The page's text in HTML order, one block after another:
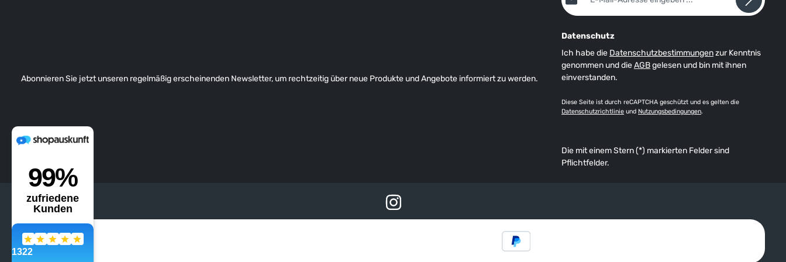
Abonnieren Sie jetzt unseren regelmäßig erscheinenden Newsletter, um rechtzeitig über neue Produkte und Angebote informiert zu werden.
Datenschutz
Ich habe die Datenschutzbestimmungenzur Kenntnis
genommen und dieAGBgelesen und bin mit ihnen
einverstanden.
Diese Seite ist durch reCAPTCHA geschützt und es gelten die
Datenschutzrichtlinie und Nutzungsbedingungen.
Die mit einem Stern (*) markierten Felder sind
Pflichtfelder.